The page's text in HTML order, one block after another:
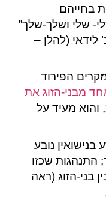
בחייהם
שלי ושלך-שלך”
90 לידאי נ’ לידאי (להלן –
הפירוד
מבני-הזוג את
, והוא מעיד על
נובע
התנהגות שכזו
בני-הזוג (ראה